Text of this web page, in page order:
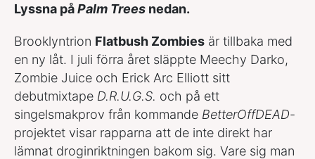
Lyssna påPalm Trees nedan.
Brooklyntrion Flatbush Zombies är tillbaka med
en ny låt. I juli förra året släppte Meechy Darko,
Zombie Juice och Erick Arc Elliott sitt
debutmixtape D.R.U.G.S. och på ett
singelsmakprov från kommande BetterOffDEAD-
projektet visar rapparna att de inte direkt har
lämnat droginriktningen bakom sig. Vare sig man